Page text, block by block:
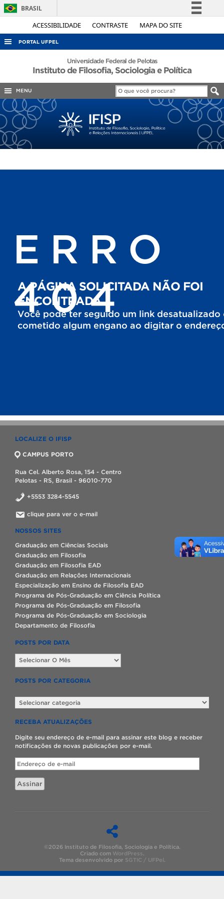
ACESSIBILIDADE CONTRASTE MAPA DO SITE
BRASIL
Simplifique!
Acesso à informação
Legislação
Canais
PORTAL UFPEL
ACESSO À INFORMAÇÃO
COBALTO
CONCURSOS
EDITAIS
INTERNACIONAL
Universidade Federal de Pelotas
Instituto de Filosofia, Sociologia e Política
MENU
ERRO
404
A PÁGINA SOLICITADA NÃO FOI
ENCONTRADA
Você pode ter seguido um link desatualizado
cometido algum engano ao digitar o
LOCALIZE O IFISP
CAMPUS PORTO
Rua Cel. Alberto Rosa, 154 - Centro
Pelotas - RS, Brasil - 96010-770
+5553 3284-5545
clique para ver o e-mail
NOSSOS SITES
Graduação em Ciências Sociais
Graduação em Filosofia
Graduação em Filosofia EAD
Graduação em Relações Internacionais
Especialização em Ensino de Filosofia EAD
Programa de Pós-Graduação em Ciência Política
Programa de Pós-Graduação em Filosofia
Programa de Pós-Graduação em Sociologia
Departamento de Filosofia
POSTS POR DATA
Posts
por
POSTS POR CATEGORIA
por
categoria
RECEBA ATUALIZAÇÕES
Digite seu endereço de e-mail para assinar este blog e receber
notificações de novas publicações por e-mail.
Endereço
de
e-
mail
Assinar
©2026 Instituto de Filosofia, Sociologia e Política.
Criado com WordPress.
Tema desenvolvido por SGTIC / UFPel.